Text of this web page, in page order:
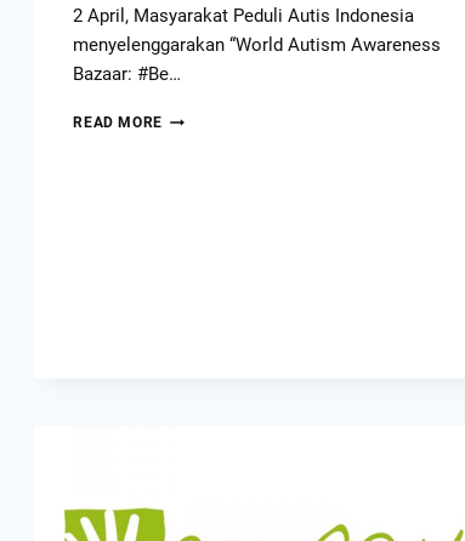
2 April, Masyarakat Peduli Autis Indonesia
menyelenggarakan “World Autism Awareness
Bazaar: #Be…
READ MORE